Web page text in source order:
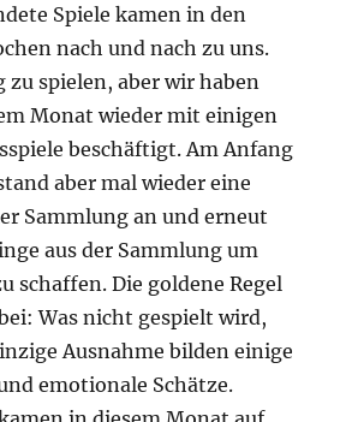
Spiele kamen in den
nach und nach zu uns.
zu spielen, aber wir haben
Monat wieder mit einigen
beschäftigt. Am Anfang
aber mal wieder eine
Sammlung an und erneut
aus der Sammlung um
schaffen. Die goldene Regel
Was nicht gespielt wird,
Ausnahme bilden einige
emotionale Schätze.